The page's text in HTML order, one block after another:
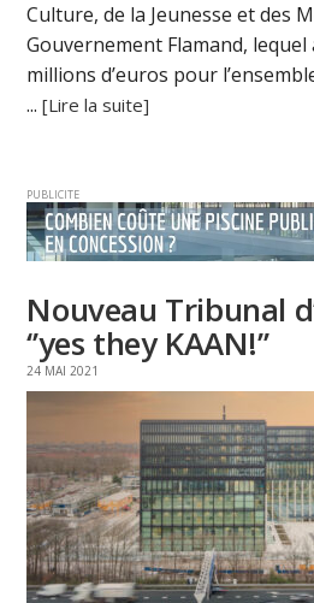
Culture, de la Jeunesse et des
Gouvernement Flamand,
millions d’euros pour
...[Lire la suite]
PUBLICITE
Nouveau Tribunal
‘’yes they KAAN!’’
24 MAI 2021